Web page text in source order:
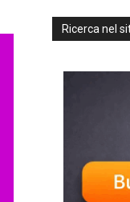
Ricerca nel